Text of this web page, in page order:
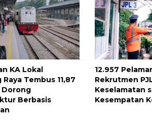
KA Lokal
Tembus 11,87
Dorong
Berbasis
12.957
Rekrutmen
Keselamatan
Kesempatan
Awas penipuan